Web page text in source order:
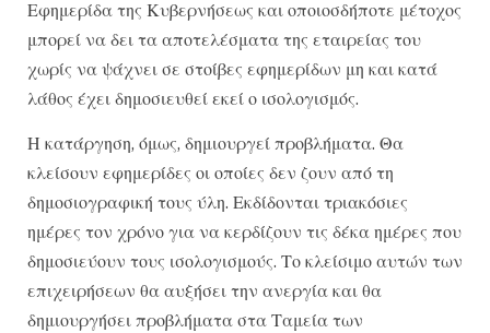
Εφημερίδα της Κυβερνήσεως και οποιοσδήποτε μέτοχος
μπορεί να δει τα αποτελέσματα της εταιρείας του
χωρίς να ψάχνει σε στοίβες εφημερίδων μη και κατά
λάθος έχει δημοσιευθεί εκεί ο ισολογισμός.
Η κατάργηση, όμως, δημιουργεί προβλήματα. Θα
κλείσουν εφημερίδες οι οποίες δεν ζουν από τη
δημοσιογραφική τους ύλη. Εκδίδονται τριακόσιες
ημέρες τον χρόνο για να κερδίζουν τις δέκα ημέρες που
δημοσιεύουν τους ισολογισμούς. Το κλείσιμο αυτών των
επιχειρήσεων θα αυξήσει την ανεργία και θα
δημιουργήσει προβλήματα στα Ταμεία των